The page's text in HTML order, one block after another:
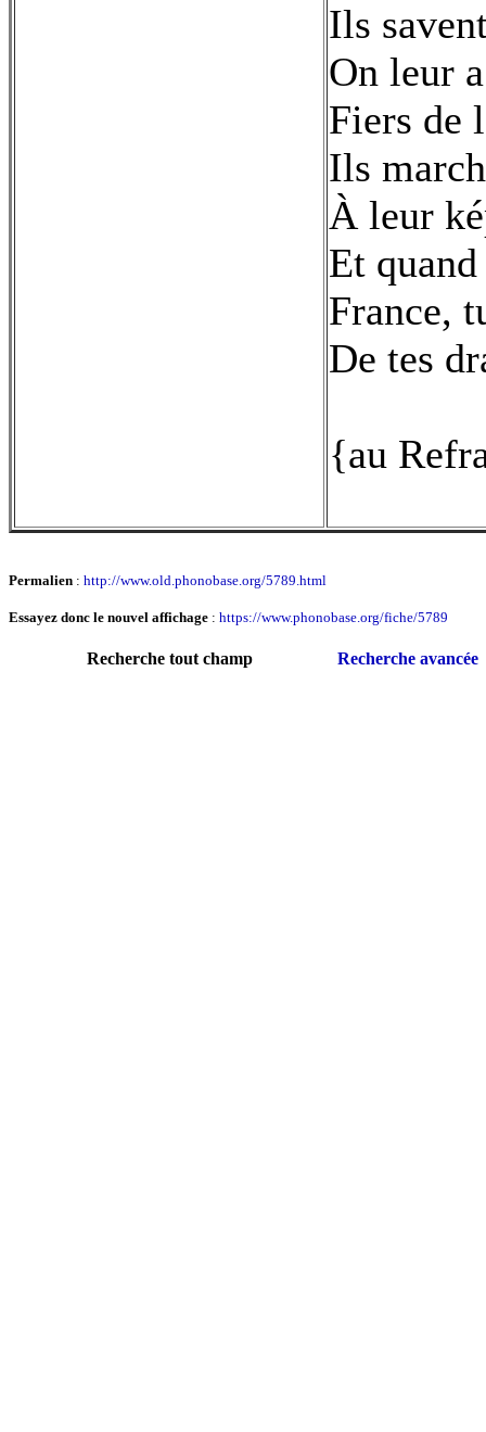
Ils
On leur
Fiers de
Ils
À leur
Et
France,
De tes
{au
Permalien : http://www.old.phonobase.org/5789.html
Essayez donc le nouvel affichage : https://www.phonobase.org/fiche/5789
Recherche tout champ Recherche avancée